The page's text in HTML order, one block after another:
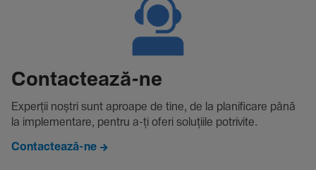
Contac­tează-ne
Experții noștri sunt aproape de tine, de la plani­fi­care până
la imple­men­tare, pentru a-ți oferi solu­țiile potri­vite.
Contactează-ne